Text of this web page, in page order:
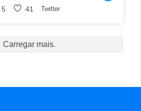
5 41 Twitter
Carregar mais.